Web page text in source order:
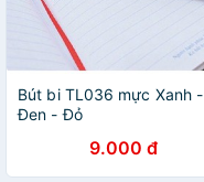
Bút bi TL036 mực Xanh -
Đen - Đỏ
9.000 đ